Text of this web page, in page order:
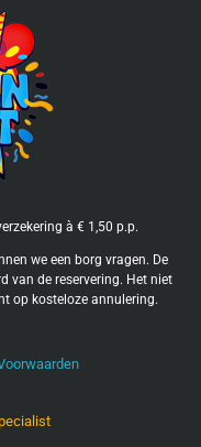
à € 1,50 p.p.
we een borg vragen. De
van de reservering. Het niet
op kosteloze annulering.